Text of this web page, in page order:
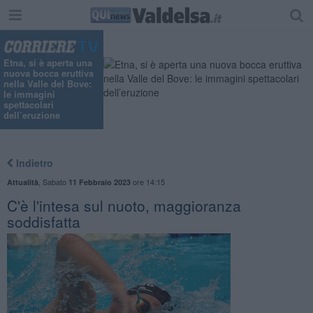
Etna, si è aperta una
nuova bocca eruttiva
nella Valle del Bove:
le immagini
spettacolari
dell’eruzione
Indietro
Attualità Sabato 11 Febbraio 2023ore 14:15
C'è l'intesa sul nuoto, maggioranza
soddisfatta